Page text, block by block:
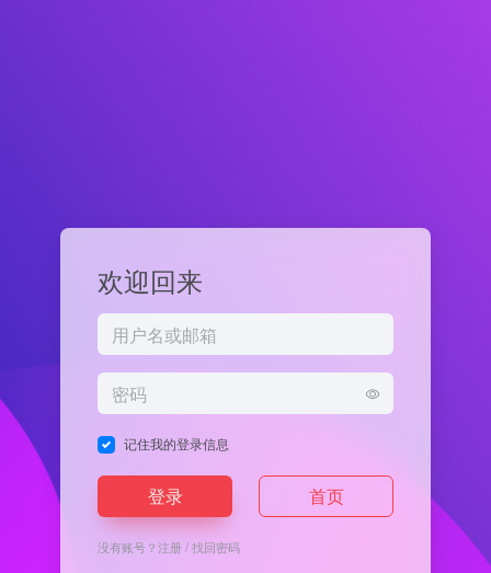
欢迎回来
记住我的登录信息
登录 首页
没有账号？注册/找回密码